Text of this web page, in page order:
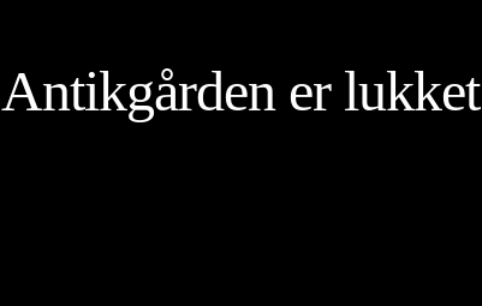
Antikgården er lukket